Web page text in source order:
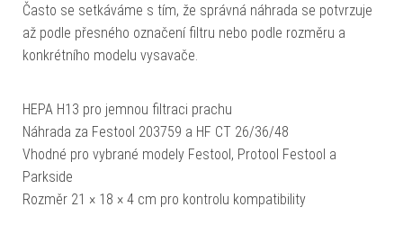
Často se setkáváme s tím, že správná náhrada se potvrzuje
až podle přesného označení filtru nebo podle rozměru a
konkrétního modelu vysavače.
HEPA H13 pro jemnou filtraci prachu
Náhrada za Festool 203759 a HF CT 26/36/48
Vhodné pro vybrané modely Festool, Protool Festool a
Parkside
Rozměr 21 × 18 × 4 cm pro kontrolu kompatibility